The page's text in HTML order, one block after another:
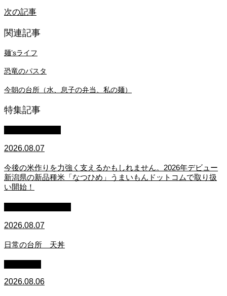
次の記事
関連記事
麺’sライフ
恐竜のパスタ
今朝の台所（水、息子の弁当、私の麺）
特集記事
2026.08.07
今後の米作りを力強く支えるかもしれません。2026年デビュー
新潟県の新品種米「なつひめ」うまいもんドットコムで取り扱
い開始！
2026.08.07
日常の台所 天丼
2026.08.06